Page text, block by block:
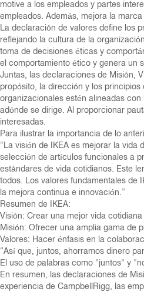
motive a los empleados y partes
empleados. Además, mejora la
La declaración de valores define los
reflejando la cultura de la
toma de decisiones éticas y
el comportamiento ético y genera un
Juntas, las declaraciones de Misión,
propósito, la dirección y los
organizacionales estén alineadas
adónde se dirige. Al proporcionar
interesadas.
Para ilustrar la importancia de lo
“La visión de IKEA es mejorar la
selección de artículos funcionales a
estándares de vida cotidianos. Este
todos. Los valores fundamentales de
la mejora continua e innovación.”
Resumen de IKEA:
Visión: Crear una mejor vida
Misión: Ofrecer una amplia gama de
Valores: Hacer énfasis en la
“Así que, juntos, ahorramos dinero
El uso de palabras como "juntos" y
En resumen, las declaraciones de
experiencia de CampbellRigg, las